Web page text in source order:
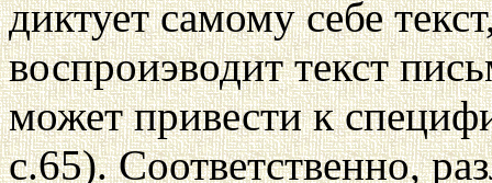
диктует самому себе
воспроиэводит текст
может привести к
с.65). Соответственно,